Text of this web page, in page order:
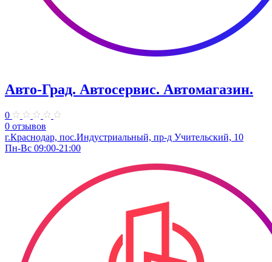
Авто-Град. Автосервис. Автомагазин.
0
0 отзывов
г.Краснодар, пос.Индустриальный, пр-д Учительский, 10
Пн-Вс 09:00-21:00